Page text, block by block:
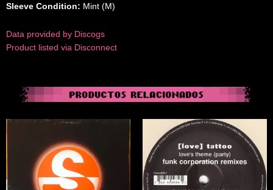
Sleeve Condition: Mint (M)
Data provided by Discogs
Product listed via Disconnect